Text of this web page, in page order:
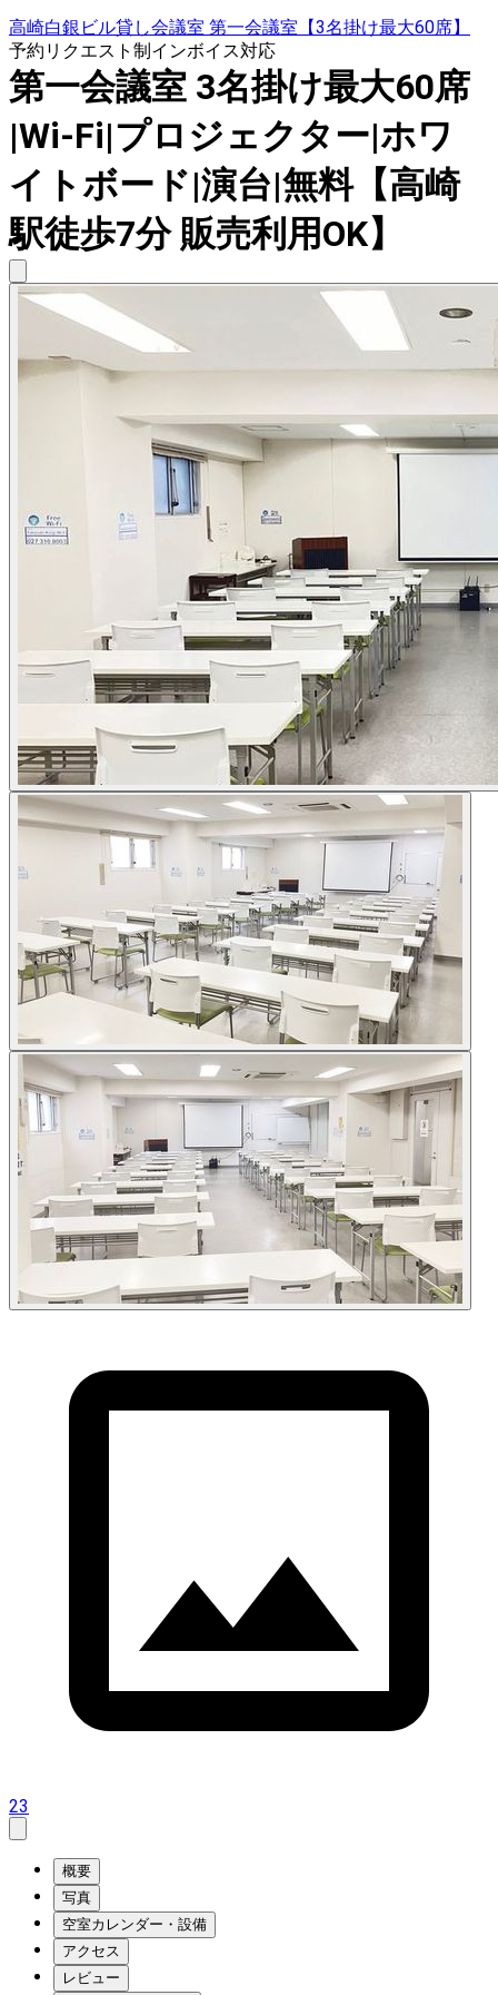
高崎白銀ビル貸し会議室 第一会議室【3名掛け最大60席】
予約リクエスト制インボイス対応
第一会議室 3名掛け最大60席
|Wi-Fi|プロジェクター|ホワ
イトボード|演台|無料【高崎
駅徒歩7分 販売利用OK】
23
概要
写真
空室カレンダー・設備
アクセス
レビュー